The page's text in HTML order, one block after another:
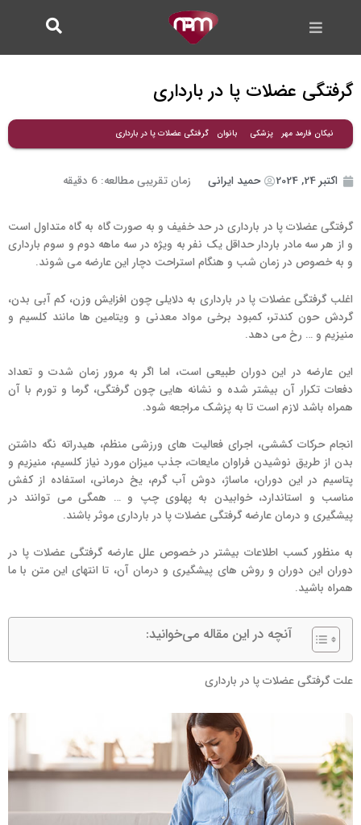
گرفتگی عضلات پا در بارداری
نیکان فارمد مهر پزشکی بانوان گرفتگی عضلات پا در بارداری
اکتبر 24, 2024 حمید ایرانی زمان تقریبی مطالعه: 6 دقیقه
گرفتگی عضلات پا در بارداری در حد خفیف و به صورت گاه به گاه متداول است
و از هر سه مادر باردار حداقل یک نفر به ویژه در سه ماهه دوم و سوم بارداری
و به خصوص در زمان شب و هنگام استراحت دچار این عارضه می شوند.
اغلب گرفتگی عضلات پا در بارداری به دلایلی چون افزایش وزن، کم آبی بدن،
گردش حون کندتر، کمبود برخی مواد معدنی و ویتامین ها مانند کلسیم و
منیزیم و … رخ می دهد.
این عارضه در این دوران طبیعی است، اما اگر به مرور زمان شدت و تعداد
دفعات تکرار آن بیشتر شده و نشانه هایی چون گرفتگی، گرما و تورم با آن
همراه باشد لازم است تا به پزشک مراجعه شود.
انجام حرکات کششی، اجرای فعالیت های ورزشی منظم، هیدراته نگه داشتن
بدن از طریق نوشیدن فراوان مایعات، جذب میزان مورد نیاز کلسیم، منیزیم و
پتاسیم در این دوران، ماساژ، دوش آب گرم، یخ درمانی، استفاده از کفش
مناسب و استاندارد، خوابیدن به پهلوی چپ و … همگی می توانند در
پیشگیری و درمان عارضه گرفتگی عضلات پا در بارداری موثر باشند.
به منظور کسب اطلاعات بیشتر در خصوص علل عارضه گرفتگی عضلات پا در
دوران این دوران و روش های پیشگیری و درمان آن، تا انتهای این متن با ما
همراه باشید.
آنچه در این مقاله می‌خوانید:
علت گرفتگی عضلات پا در بارداری